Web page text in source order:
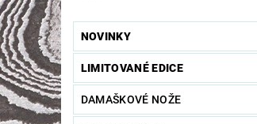
DRUHY OCELÍ
NOVINKY
LIMITOVANÉ EDICE
DAMAŠKOVÉ NOŽE